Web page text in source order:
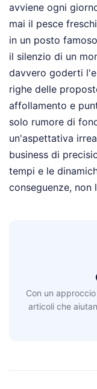
avviene ogni
mai il pesce
in un posto
il silenzio di un
davvero goderti
righe delle
affollamento e
solo rumore di
un'aspettativa
business di
tempi e le
conseguenze, non
Con un
articoli che